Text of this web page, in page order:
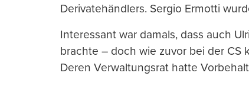
Derivatehändlers. Sergio Ermotti
Interessant war damals, dass auch
brachte – doch wie zuvor bei der CS
Deren Verwaltungsrat hatte